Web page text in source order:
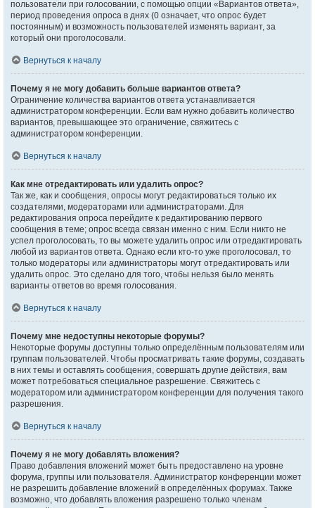
пользователи при голосовании, с помощью опции «Вариантов ответа»,
период проведения опроса в днях (0 означает, что опрос будет
постоянным) и возможность пользователей изменять вариант, за
который они проголосовали.
Вернуться к началу
Почему я не могу добавить больше вариантов ответа?
Ограничение количества вариантов ответа устанавливается
администратором конференции. Если вам нужно добавить количество
вариантов, превышающее это ограничение, свяжитесь с
администратором конференции.
Вернуться к началу
Как мне отредактировать или удалить опрос?
Так же, как и сообщения, опросы могут редактироваться только их
создателями, модераторами или администраторами. Для
редактирования опроса перейдите к редактированию первого
сообщения в теме; опрос всегда связан именно с ним. Если никто не
успел проголосовать, то вы можете удалить опрос или отредактировать
любой из вариантов ответа. Однако если кто-то уже проголосовал, то
только модераторы или администраторы могут отредактировать или
удалить опрос. Это сделано для того, чтобы нельзя было менять
варианты ответов во время голосования.
Вернуться к началу
Почему мне недоступны некоторые форумы?
Некоторые форумы доступны только определённым пользователям или
группам пользователей. Чтобы просматривать такие форумы, создавать
в них темы и оставлять сообщения, совершать другие действия, вам
может потребоваться специальное разрешение. Свяжитесь с
модератором или администратором конференции для получения такого
разрешения.
Вернуться к началу
Почему я не могу добавлять вложения?
Право добавления вложений может быть предоставлено на уровне
форума, группы или пользователя. Администратор конференции может
не разрешить добавление вложений в определённых форумах. Также
возможно, что добавлять вложения разрешено только членам